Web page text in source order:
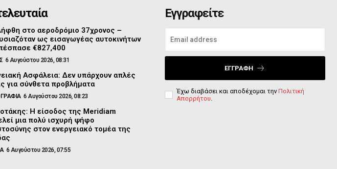
στο αεροδρόμιο 37χρονος –
ως εισαγωγέας αυτοκινήτων
€827,400
6 Αυγούστου 2026, 08:31
Ασφάλεια: Δεν υπάρχουν απλές
για σύνθετα προβλήματα
6 Αυγούστου 2026, 08:23
Η είσοδος της Meridiam
μια πολύ ισχυρή ψήφο
στον ενεργειακό τομέα της
6 Αυγούστου 2026, 07:55
Εγγραφείτε
ΕΓΓΡΑΦΉ
Έχω διαβάσει και αποδέχομαι την Πολιτική
Απορρήτου